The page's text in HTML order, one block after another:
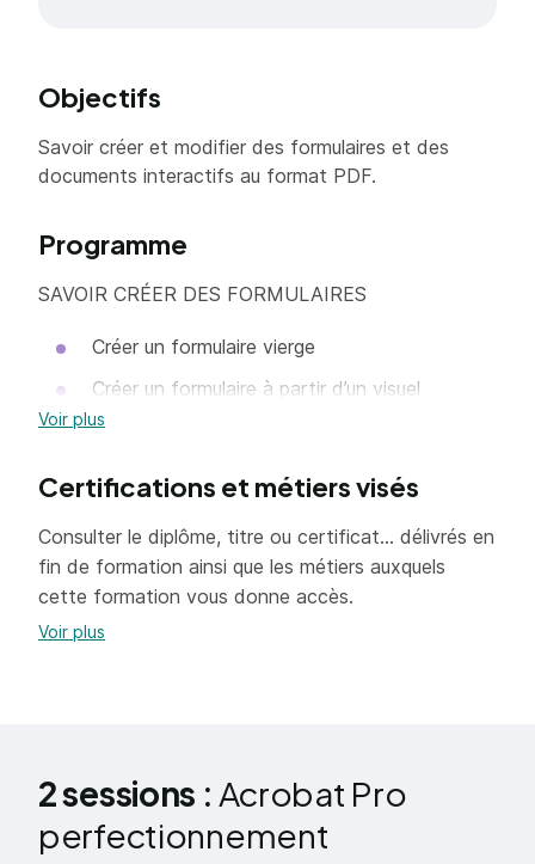
Objectifs
Savoir créer et modifier des formulaires et des
documents interactifs au format PDF.
Programme
SAVOIR CRÉER DES FORMULAIRES
Créer un formulaire vierge
Créer un formulaire à partir d’un visuel
Les outils et les éléments de construction
Ajouter des champs de texte, formatage des
contenus, validation, formule de calculs
Ajouter des boutons radio, des cases à
cocher, des zones de liste, menu déroulant …
Savoir créer des boutons, ajouter des
commandes de menu
Voir plus
Certifications et métiers visés
Consulter le diplôme, titre ou certificat... délivrés en
fin de formation ainsi que les métiers auxquels
cette formation vous donne accès.
Voir plus
2 sessions :Acrobat Pro
perfectionnement